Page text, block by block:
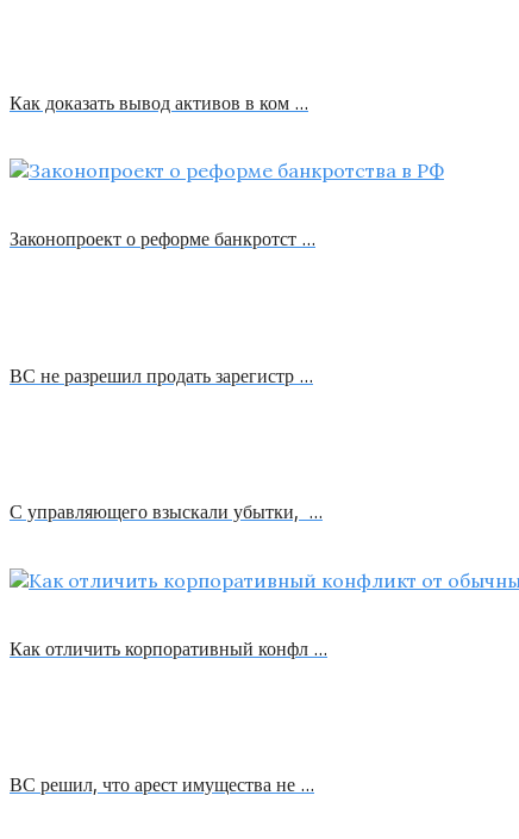
Как доказать вывод активов в ком …
Законопроект о реформе банкротст …
ВС не разрешил продать зарегистр …
С управляющего взыскали убытки, …
Как отличить корпоративный конфл …
ВС решил, что арест имущества не …